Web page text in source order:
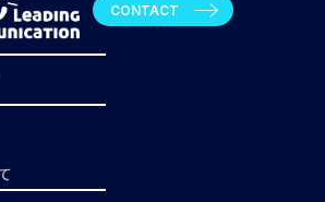
CONTACT